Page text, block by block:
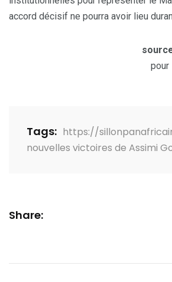
accord décisif ne pourra avoir lieu
pour
Tags: https://
nouvelles victoires de Assimi
Share: